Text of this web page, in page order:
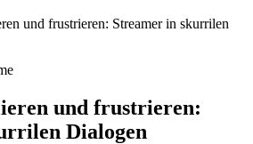
und frustrieren: Streamer in skurrilen
und frustrieren:
Dialogen